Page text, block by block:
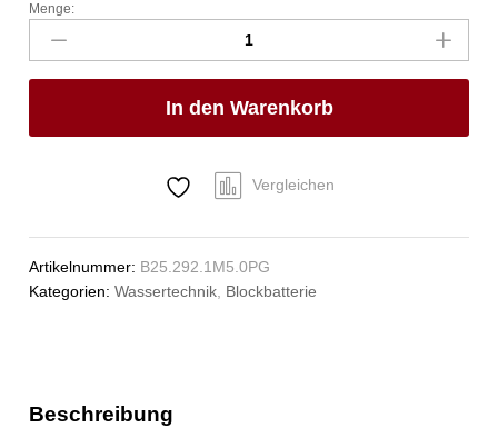
chief
Blockbatterie
3/4"
Anzahl
Menge:
In den Warenkorb
Vergleichen
Artikelnummer: B25.292.1M5.0PG
Kategorien:Wassertechnik, Blockbatterie
Beschreibung